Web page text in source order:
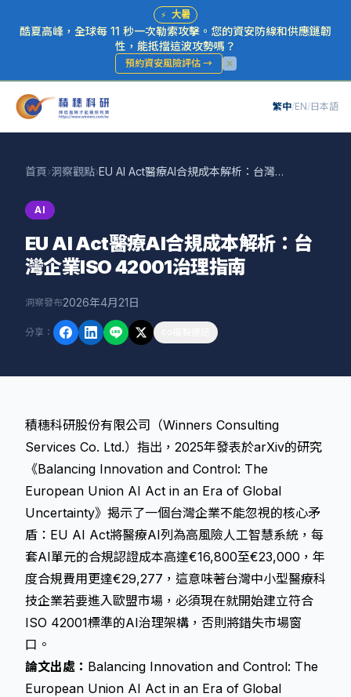
⚡ 大暑
酷夏高峰，全球每 11 秒一次勒索攻擊。您的資安防線和供應鏈韌
性，能抵擋這波攻勢嗎？
預約資安風險評估→
繁中/EN/日本語
首頁›洞察觀點› EU AI Act醫療AI合規成本解析：台灣企業ISO 42001治理指南
AI
EU AI Act醫療AI合規成本解析：台
灣企業ISO 42001治理指南
洞察發布2026年4月21日
分享 ：
積穗科研股份有限公司（Winners Consulting
Services Co. Ltd.）指出，2025年發表於arXiv的研究
《Balancing Innovation and Control: The
European Union AI Act in an Era of Global
Uncertainty》揭示了一個台灣企業不能忽視的核心矛
盾： EU AI Act將醫療AI列為高風險人工智慧系統 ，每
套AI單元的合規認證成本高達€16,800至€23,000，年
度合規費用更達€29,277，這意味著台灣中小型醫療科
技企業若要進入歐盟市場，必須現在就開始建立符合
ISO 42001標準的AI治理架構，否則將錯失市場窗
口。
論文出處： Balancing Innovation and Control: The
European Union AI Act in an Era of Global